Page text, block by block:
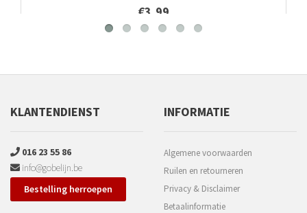
€3,99
KLANTENDIENST
016 23 55 86
info@gobelijn.be
Bestelling herroepen
INFORMATIE
Algemene voorwaarden
Ruilen en retourneren
Privacy & Disclaimer
Betaalinformatie